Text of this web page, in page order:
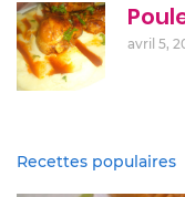
avril 5,
Recettes populaires